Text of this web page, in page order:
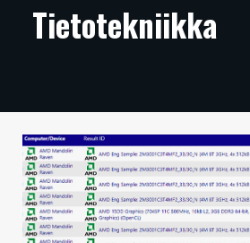
ARTIKKELIT
TECHBBS
TIETOA
HINTA.FI
KAUPPA
Tietotekniikka